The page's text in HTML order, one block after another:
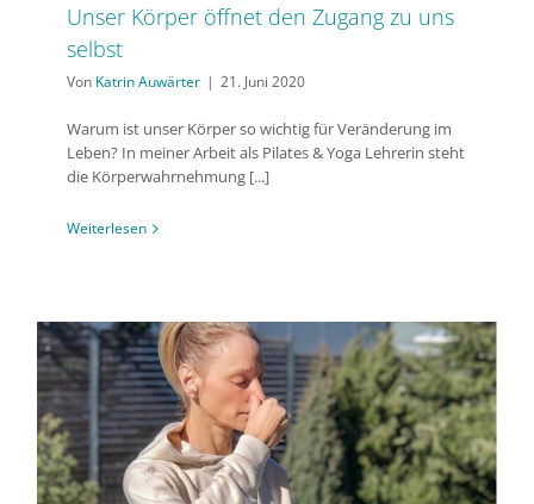
Unser Körper öffnet den Zugang zu uns
selbst
Von Katrin Auwärter | 21. Juni 2020
Warum ist unser Körper so wichtig für Veränderung im
Leben? In meiner Arbeit als Pilates & Yoga Lehrerin steht
die Körperwahrnehmung [...]
Weiterlesen